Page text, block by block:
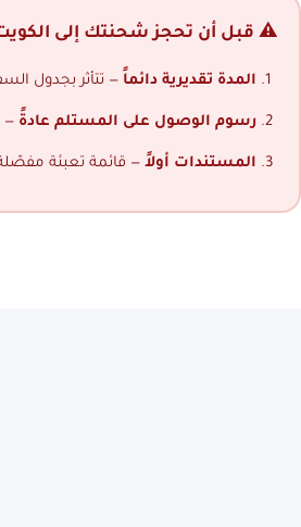
⚠️ قبل أن تحجز شحنتك إلى
المدة تقديرية دائماً — تتأثر بجدول
رسوم الوصول على المستلم عادةً —
المستندات أولاً — قائمة تعبئة